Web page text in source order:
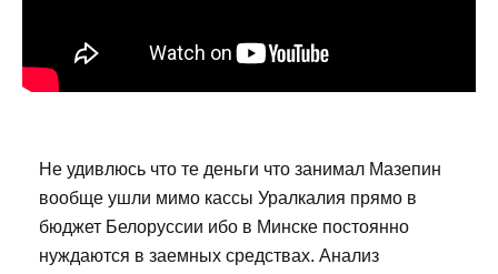
Не удивлюсь что те деньги что занимал Мазепин
вообще ушли мимо кассы Уралкалия прямо в
бюджет Белоруссии ибо в Минске постоянно
нуждаются в заемных средствах. Анализ